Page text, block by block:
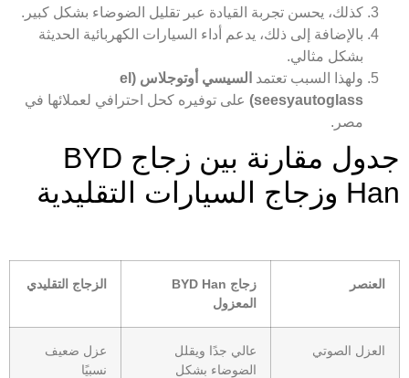
كذلك، يحسن تجربة القيادة عبر تقليل الضوضاء بشكل كبير.
بالإضافة إلى ذلك، يدعم أداء السيارات الكهربائية الحديثة
بشكل مثالي.
ولهذا السبب تعتمد
السيسي أوتوجلاس (el
seesyautoglass)
على توفيره كحل احترافي لعملائها في
مصر.
جدول مقارنة بين زجاج BYD
Han وزجاج السيارات التقليدية
العنصر
زجاج BYD Han
المعزول
الزجاج التقليدي
العزل الصوتي
عالي جدًا ويقلل
الضوضاء بشكل
عزل ضعيف
نسبيًا